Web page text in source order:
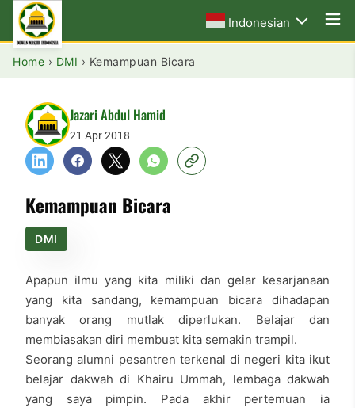
Indonesian
Home › DMI › Kemampuan Bicara
Jazari Abdul Hamid
21 Apr 2018
Kemampuan Bicara
DMI
Apapun ilmu yang kita miliki dan gelar kesarjanaan
yang kita sandang, kemampuan bicara dihadapan
banyak orang mutlak diperlukan. Belajar dan
membiasakan diri membuat kita semakin trampil.
Seorang alumni pesantren terkenal di negeri kita ikut
belajar dakwah di Khairu Ummah, lembaga dakwah
yang saya pimpin. Pada akhir pertemuan ia